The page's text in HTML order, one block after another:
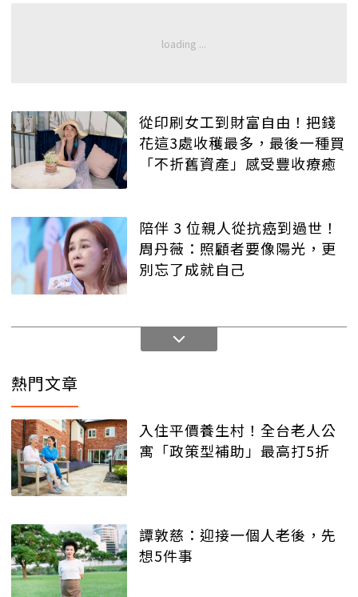
從印刷女工到財富自由！把錢
花這3處收穫最多，最後一種買
「不折舊資產」感受豐收療癒
陪伴 3 位親人從抗癌到過世！
周丹薇：照顧者要像陽光，更
別忘了成就自己
熱門文章
入住平價養生村！全台老人公
寓「政策型補助」最高打5折
譚敦慈：迎接一個人老後，先
想5件事